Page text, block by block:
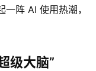
阵 AI 使用热潮，
级大脑”